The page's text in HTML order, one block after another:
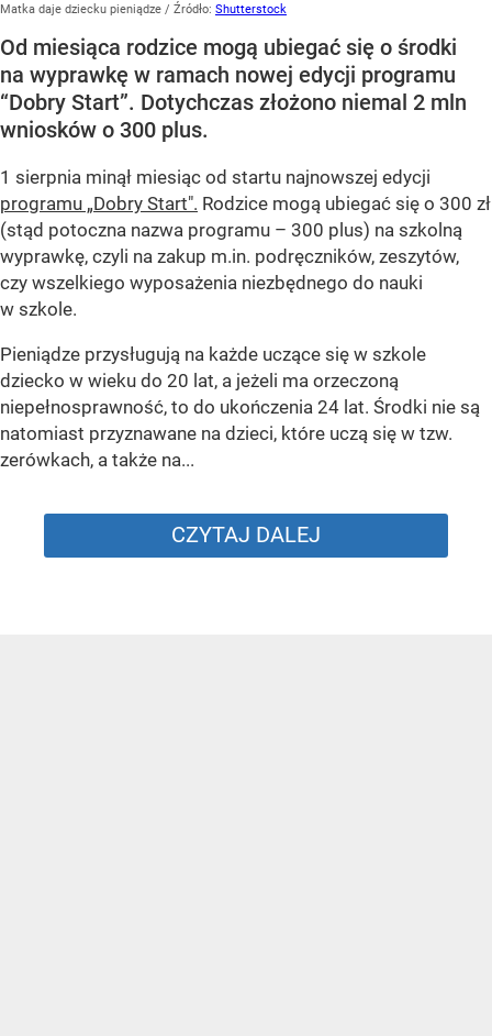
Matka daje dziecku pieniądze / Źródło: Shutterstock
Od miesiąca rodzice mogą ubiegać się o środki
na wyprawkę w ramach nowej edycji programu
“Dobry Start”. Dotychczas złożono niemal 2 mln
wniosków o 300 plus.
1 sierpnia minął miesiąc od startu najnowszej edycji
programu „Dobry Start". Rodzice mogą ubiegać się o 300 zł
(stąd potoczna nazwa programu – 300 plus) na szkolną
wyprawkę, czyli na zakup m.in. podręczników, zeszytów,
czy wszelkiego wyposażenia niezbędnego do nauki
w szkole.
Pieniądze przysługują na każde uczące się w szkole
dziecko w wieku do 20 lat, a jeżeli ma orzeczoną
niepełnosprawność, to do ukończenia 24 lat. Środki nie są
natomiast przyznawane na dzieci, które uczą się w tzw.
zerówkach, a także na...
CZYTAJ DALEJ